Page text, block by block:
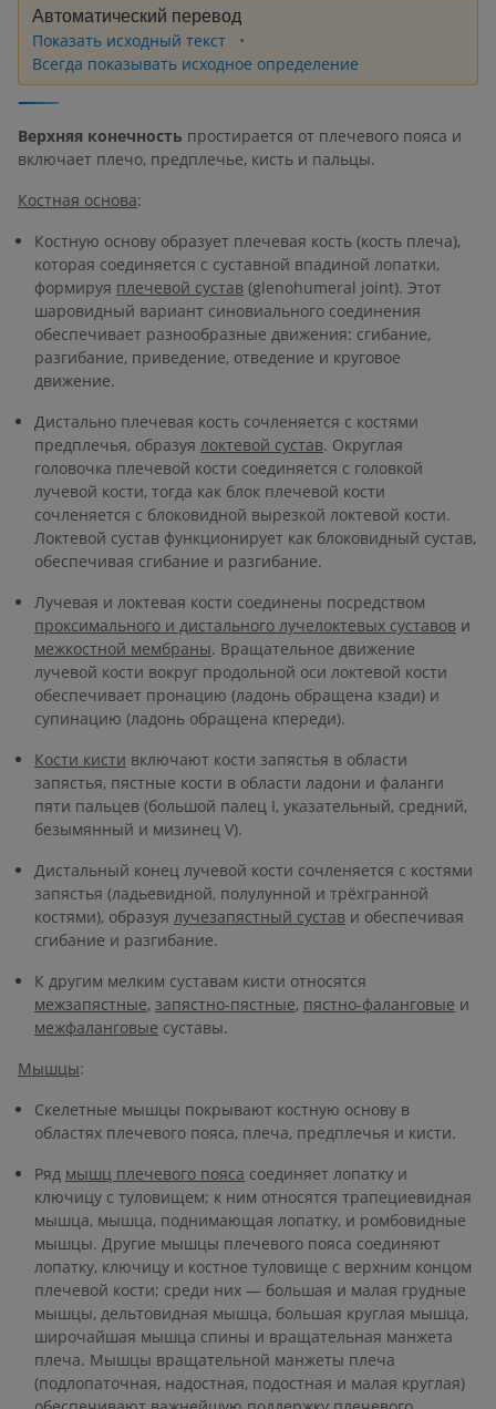
Автоматический перевод
Показать исходный текст
Всегда показывать исходное определение
Верхняя конечность простирается от плечевого пояса и
включает плечо, предплечье, кисть и пальцы.
Костная основа:
Костную основу образует плечевая кость (кость плеча),
которая соединяется с суставной впадиной лопатки,
формируя плечевой сустав (glenohumeral joint). Этот
шаровидный вариант синовиального соединения
обеспечивает разнообразные движения: сгибание,
разгибание, приведение, отведение и круговое
движение.
Дистально плечевая кость сочленяется с костями
предплечья, образуя локтевой сустав. Округлая
головочка плечевой кости соединяется с головкой
лучевой кости, тогда как блок плечевой кости
сочленяется с блоковидной вырезкой локтевой кости.
Локтевой сустав функционирует как блоковидный сустав,
обеспечивая сгибание и разгибание.
Лучевая и локтевая кости соединены посредством
проксимального и дистального лучелоктевых суставов и
межкостной мембраны. Вращательное движение
лучевой кости вокруг продольной оси локтевой кости
обеспечивает пронацию (ладонь обращена кзади) и
супинацию (ладонь обращена кпереди).
Кости кисти включают кости запястья в области
запястья, пястные кости в области ладони и фаланги
пяти пальцев (большой палец I, указательный, средний,
безымянный и мизинец V).
Дистальный конец лучевой кости сочленяется с костями
запястья (ладьевидной, полулунной и трёхгранной
костями), образуя лучезапястный сустав и обеспечивая
сгибание и разгибание.
К другим мелким суставам кисти относятся
межзапястные, запястно-пястные, пястно-фаланговые и
межфаланговые суставы.
Мышцы:
Скелетные мышцы покрывают костную основу в
областях плечевого пояса, плеча, предплечья и кисти.
Ряд мышц плечевого пояса соединяет лопатку и
ключицу с туловищем; к ним относятся трапециевидная
мышца, мышца, поднимающая лопатку, и ромбовидные
мышцы. Другие мышцы плечевого пояса соединяют
лопатку, ключицу и костное туловище с верхним концом
плечевой кости; среди них — большая и малая грудные
мышцы, дельтовидная мышца, большая круглая мышца,
широчайшая мышца спины и вращательная манжета
плеча. Мышцы вращательной манжеты плеча
(подлопаточная, надостная, подостная и малая круглая)